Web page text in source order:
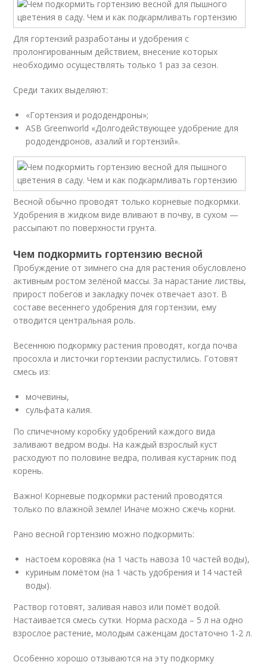
Для гортензий разработаны и удобрения с
пролонгированным действием, внесение которых
необходимо осуществлять только 1 раз за сезон.
Среди таких выделяют:
«Гортензия и рододендроны»;
ASB Greenworld «Долгодействующее удобрение для
рододендронов, азалий и гортензий».
Весной обычно проводят только корневые подкормки.
Удобрения в жидком виде вливают в почву, в сухом —
рассыпают по поверхности грунта.
Чем подкормить гортензию весной
Пробуждение от зимнего сна для растения обусловлено
активным ростом зелёной массы. За нарастание листвы,
прирост побегов и закладку почек отвечает азот. В
составе весеннего удобрения для гортензии, ему
отводится центральная роль.
Весеннюю подкормку растения проводят, когда почва
просохла и листочки гортензии распустились. Готовят
смесь из:
мочевины,
сульфата калия.
По спичечному коробку удобрений каждого вида
заливают ведром воды. На каждый взрослый куст
расходуют по половине ведра, поливая кустарник под
корень.
Важно! Корневые подкормки растений проводятся
только по влажной земле! Иначе можно сжечь корни.
Рано весной гортензию можно подкормить:
настоем коровяка (на 1 часть навоза 10 частей воды),
куриным помётом (на 1 часть удобрения и 14 частей
воды).
Раствор готовят, заливая навоз или помёт водой.
Настаивается смесь сутки. Норма расхода – 5 л на одно
взрослое растение, молодым саженцам достаточно 1-2 л.
Особенно хорошо отзываются на эту подкормку